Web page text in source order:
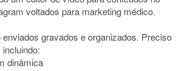
voltados para marketing médico.
gravados e organizados. Preciso
dinâmica